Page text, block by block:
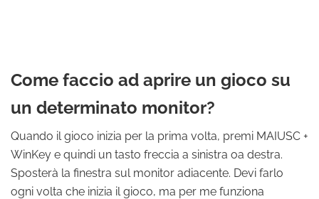
Come faccio ad aprire un gioco su
un determinato monitor?
Quando il gioco inizia per la prima volta, premi MAIUSC +
WinKey e quindi un tasto freccia a sinistra oa destra.
Sposterà la finestra sul monitor adiacente. Devi farlo
ogni volta che inizia il gioco, ma per me funziona